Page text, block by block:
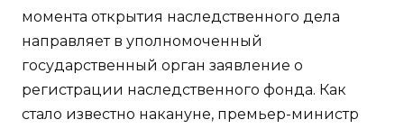
момента открытия наследственного дела
направляет в уполномоченный
государственный орган заявление о
регистрации наследственного фонда. Как
стало известно накануне, премьер-министр